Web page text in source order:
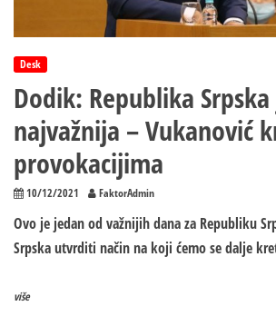
Desk
Dodik: Republika
najvažnija – Vukanović
provokacijima
10/12/2021 FaktorAdmin
Ovo je jedan od važnijih dana za Republiku
Srpska utvrditi način na koji ćemo se dalje
više